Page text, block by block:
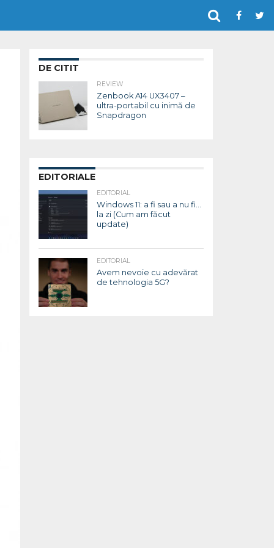
DE CITIT
REVIEW
Zenbook A14 UX3407 –
ultra-portabil cu inimă de
Snapdragon
EDITORIALE
EDITORIAL
Windows 11: a fi sau a nu fi…
la zi (Cum am făcut
update)
EDITORIAL
Avem nevoie cu adevărat
de tehnologia 5G?